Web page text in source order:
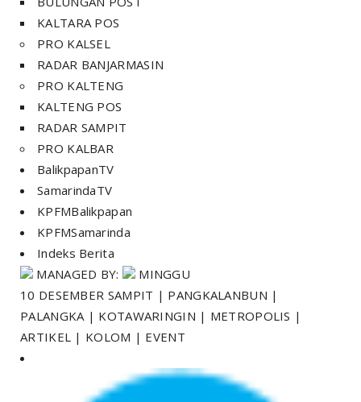
KALTARA POS
PRO KALSEL
RADAR BANJARMASIN
PRO KALTENG
KALTENG POS
RADAR SAMPIT
PRO KALBAR
BalikpapanTV
SamarindaTV
KPFMBalikpapan
KPFMSamarinda
Indeks Berita
MANAGED BY:
MINGGU
10 DESEMBER SAMPIT | PANGKALANBUN |
PALANGKA | KOTAWARINGIN | METROPOLIS |
ARTIKEL | KOLOM | EVENT